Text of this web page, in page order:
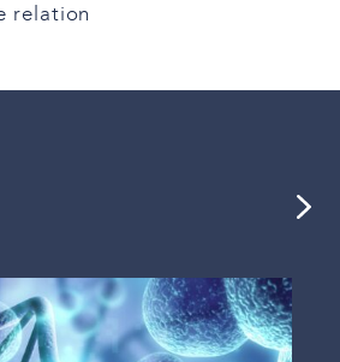
relation